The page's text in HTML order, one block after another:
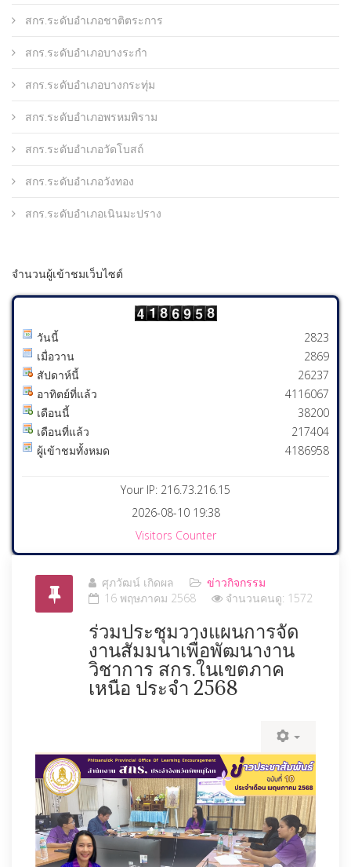
สกร.ระดับอำเภอชาติตระการ
สกร.ระดับอำเภอบางระกำ
สกร.ระดับอำเภอบางกระทุ่ม
สกร.ระดับอำเภอพรหมพิราม
สกร.ระดับอำเภอวัดโบสถ์
สกร.ระดับอำเภอวังทอง
สกร.ระดับอำเภอเนินมะปราง
จำนวนผู้เข้าชมเว็บไซต์
วันนี้
เมื่อวาน
สัปดาห์นี้
อาทิตย์ที่แล้ว
เดือนนี้
เดือนที่แล้ว
ผู้เข้าชมทั้งหมด
2823
2869
26237
4116067
38200
217404
4186958
Your IP: 216.73.216.15
2026-08-10 19:38
Visitors Counter
ศุภวัฒน์ เกิดผล
ข่าวกิจกรรม
16 พฤษภาคม 2568
จำนวนคนดู: 1572
ร่วมประชุมวางแผนการจัด
งานสัมมนาเพื่อพัฒนางาน
วิชาการ สกร.ในเขตภาค
เหนือ ประจำ 2568